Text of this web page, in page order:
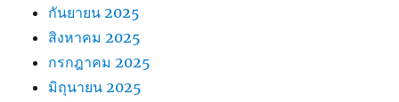
กันยายน 2025
สิงหาคม 2025
กรกฎาคม 2025
มิถุนายน 2025